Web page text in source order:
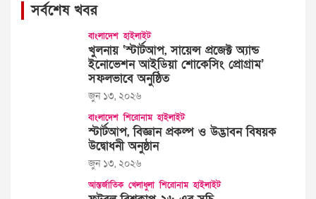
সর্বশেষ খবর
বাংলাদেশ হাইলাইট
খুলনায় ‘স্টার্টআপ, সায়েন্স প্রজেক্ট অ্যান্ড
ইনোভেশন আইডিয়া শোকেসিং প্রোগ্রাম’
সফলভাবে অনুষ্ঠিত
জুন ১৩, ২০২৬
বাংলাদেশ শিরোনাম হাইলাইট
স্টার্টআপ, বিজ্ঞান প্রকল্প ও উদ্ভাবন বিষয়ক
উদ্বোধনী অনুষ্ঠান
জুন ১৩, ২০২৬
আন্তর্জাতিক খেলাধুলা শিরোনাম হাইলাইট